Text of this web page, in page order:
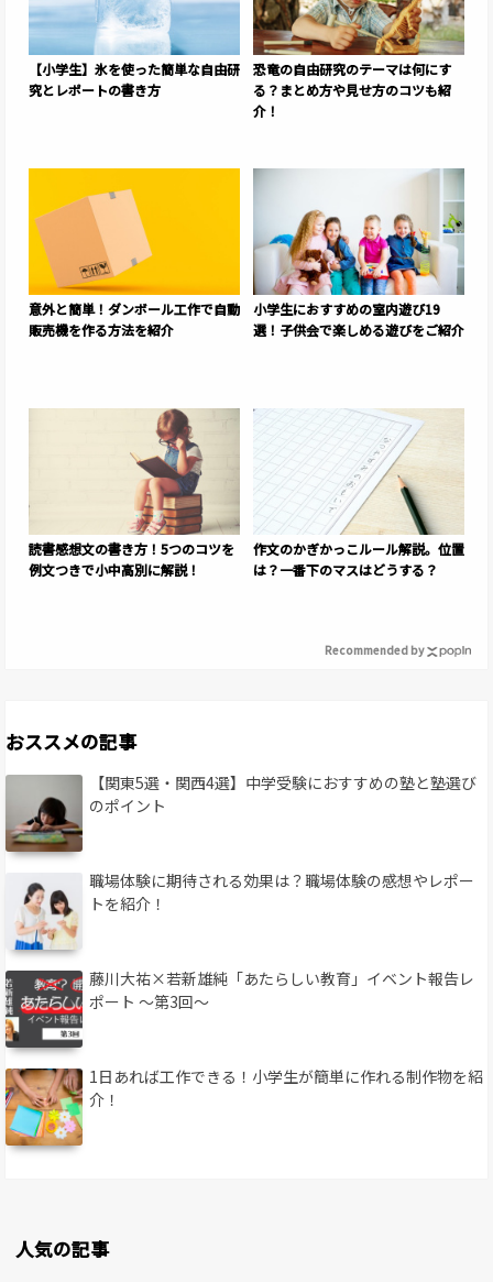
【小学生】氷を使った簡単な自由研
究とレポートの書き方
恐竜の自由研究のテーマは何にす
る？まとめ方や見せ方のコツも紹
介！
意外と簡単！ダンボール工作で自動
販売機を作る方法を紹介
小学生におすすめの室内遊び19
選！子供会で楽しめる遊びをご紹介
読書感想文の書き方！5つのコツを
例文つきで小中高別に解説！
作文のかぎかっこルール解説。位置
は？一番下のマスはどうする？
Recommended by
おススメの記事
【関東5選・関西4選】中学受験におすすめの塾と塾選び
のポイント
職場体験に期待される効果は？職場体験の感想やレポー
トを紹介！
藤川大祐×若新雄純「あたらしい教育」イベント報告レ
ポート 〜第3回〜
1日あれば工作できる！小学生が簡単に作れる制作物を紹
介！
人気の記事